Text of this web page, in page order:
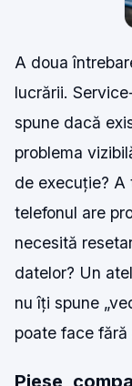
A doua
lucrării.
spune dacă
problema
de execuție?
telefonul are
necesită
datelor? Un
nu îți spune
poate face
Piese,